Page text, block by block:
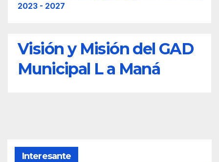
2023 - 2027
Visión y Misión del GAD
Municipal L a Maná
Interesante